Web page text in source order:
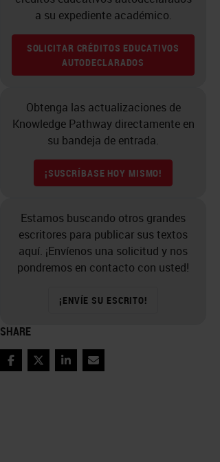
a su expediente académico.
SOLICITAR CRÉDITOS EDUCATIVOS
AUTODECLARADOS
Obtenga las actualizaciones de
Knowledge Pathway directamente en
su bandeja de entrada.
¡SUSCRÍBASE HOY MISMO!
Estamos buscando otros grandes
escritores para publicar sus textos
aquí. ¡Envíenos una solicitud y nos
pondremos en contacto con usted!
¡ENVÍE SU ESCRITO!
SHARE
FacebookTwitterLinkedInEmail